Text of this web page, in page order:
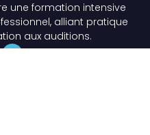
une formation intensive
alliant pratique
aux auditions.